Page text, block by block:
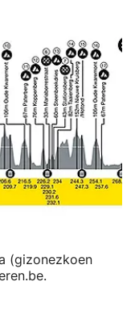
(gizonezkoen